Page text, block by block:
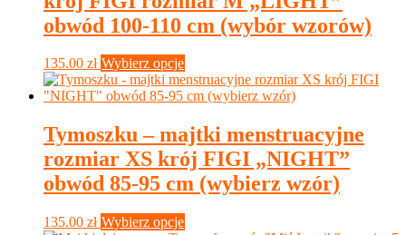
wybrać
na
stronie
obwód 100-110 cm (wybór wzorów)
135.00 zł Wybierz opcje
produkt
ma
wariantów.
Opcje
można
wybrać
na
stronie
Tymoszku – majtki menstruacyjne
rozmiar XS krój FIGI „NIGHT”
obwód 85-95 cm (wybierz wzór)
135.00 zł Wybierz opcje